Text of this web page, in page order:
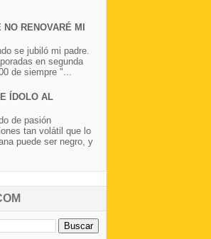
RENOVARÉ MI
se jubiló mi padre.
en segunda
de siempre "...
ÍDOLO AL
de pasión
tan volátil que lo
puede ser negro, y